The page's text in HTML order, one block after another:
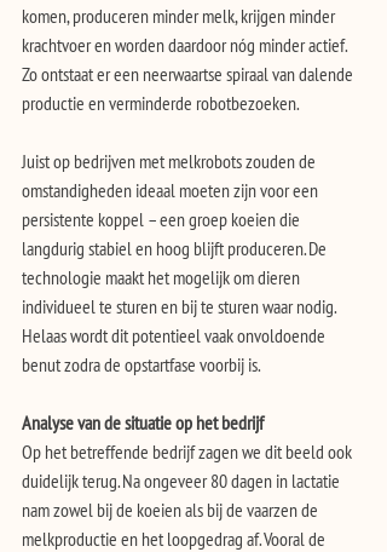
komen, produceren minder melk, krijgen minder
krachtvoer en worden daardoor nóg minder actief.
Zo ontstaat er een neerwaartse spiraal van dalende
productie en verminderde robotbezoeken.
Juist op bedrijven met melkrobots zouden de
omstandigheden ideaal moeten zijn voor een
persistente koppel – een groep koeien die
langdurig stabiel en hoog blijft produceren. De
technologie maakt het mogelijk om dieren
individueel te sturen en bij te sturen waar nodig.
Helaas wordt dit potentieel vaak onvoldoende
benut zodra de opstartfase voorbij is.
Analyse van de situatie op het bedrijf
Op het betreffende bedrijf zagen we dit beeld ook
duidelijk terug. Na ongeveer 80 dagen in lactatie
nam zowel bij de koeien als bij de vaarzen de
melkproductie en het loopgedrag af. Vooral de